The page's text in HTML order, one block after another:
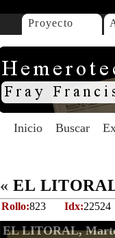
Proyecto
Inicio Buscar
« EL
Rollo:823 Idx:22524
EL LITORAL,